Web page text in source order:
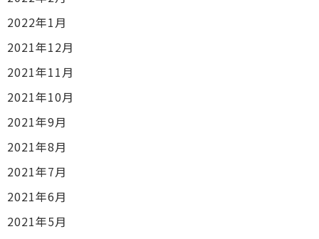
2022年1月
2021年12月
2021年11月
2021年10月
2021年9月
2021年8月
2021年7月
2021年6月
2021年5月